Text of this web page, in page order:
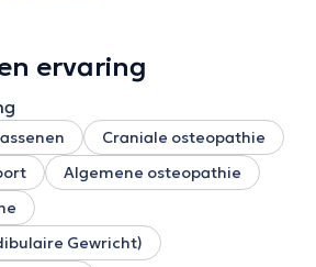
ervaring
Craniale osteopathie
Algemene osteopathie
Gewricht)